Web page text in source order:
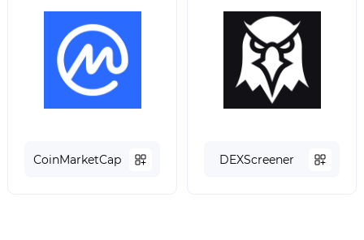
СoinMarketCap DEXScreener